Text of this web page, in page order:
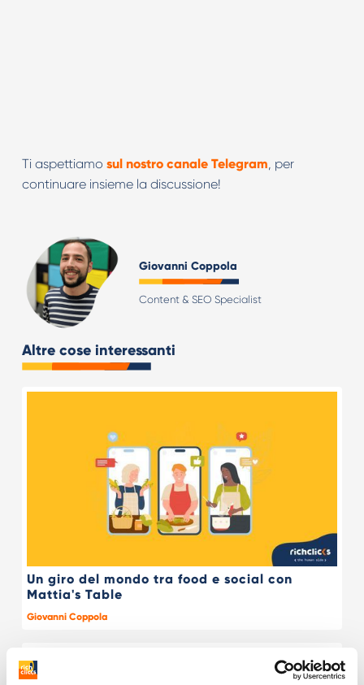
Ti aspettiamo sul nostro canale Telegram, per
continuare insieme la discussione!
Giovanni Coppola
Content & SEO Specialist
Altre cose interessanti
Un giro del mondo tra food e social con
Mattia's Table
Giovanni Coppola